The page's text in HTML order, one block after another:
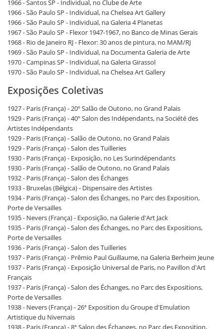
1966 - Santos SP - Individual, no Clube de Arte
1966 - São Paulo SP - Individual, na Chelsea Art Gallery
1966 - São Paulo SP - Individual, na Galeria 4 Planetas
1967 - São Paulo SP - Flexor 1947-1967, no Banco de Minas Gerais
1968 - Rio de Janeiro RJ - Flexor: 30 anos de pintura, no MAM/RJ
1969 - São Paulo SP - Individual, na Documenta Galeria de Arte
1970 - Campinas SP - Individual, na Galeria Girassol
1970 - São Paulo SP - Individual, na Chelsea Art Gallery
Exposições Coletivas
1927 - Paris (França) - 20º Salão de Outono, no Grand Palais
1929 - Paris (França) - 40º Salon des Indépendants, na Société des
Artistes Indépendants
1929 - Paris (França) - Salão de Outono, no Grand Palais
1929 - Paris (França) - Salon des Tuilleries
1930 - Paris (França) - Exposição, no Les Surindépendants
1930 - Paris (França) - Salão de Outono, no Grand Palais
1932 - Paris (França) - Salon des Échanges
1933 - Bruxelas (Bélgica) - Dispensaire des Artistes
1934 - Paris (França) - Salon des Échanges, no Parc des Exposition,
Porte de Versailles
1935 - Nevers (França) - Exposição, na Galerie d'Art Jack
1935 - Paris (França) - Salon des Échanges, no Parc des Expositions,
Porte de Versailles
1936 - Paris (França) - Salon des Tuilleries
1937 - Paris (França) - Prêmio Paul Guillaume, na Galeria Berheim Jeune
1937 - Paris (França) - Exposição Universal de Paris, no Pavillon d'Art
Français
1937 - Paris (França) - Salon des Échanges, no Parc des Expositions,
Porte de Versailles
1938 - Nevers (França) - 26ª Exposition du Groupe d'Emulation
Artistique du Nivernais
1938 - Paris (França) - 8ª Salon des Échanges, no Parc des Exposition,